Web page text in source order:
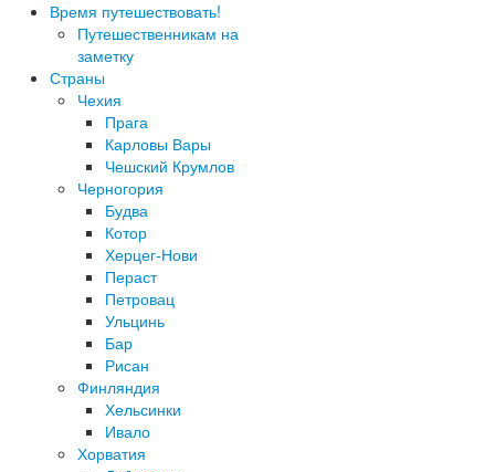
Время путешествовать!
Путешественникам на
заметку
Страны
Чехия
Прага
Карловы Вары
Чешский Крумлов
Черногория
Будва
Котор
Херцег-Нови
Пераст
Петровац
Ульцинь
Бар
Рисан
Финляндия
Хельсинки
Ивало
Хорватия